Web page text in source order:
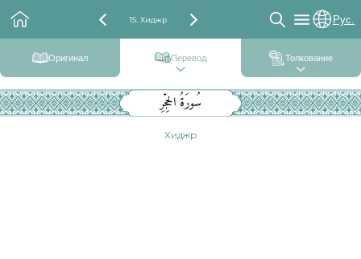
15. Хиджр Рус.
Оригинал Перевод Толкование
سُورَةُ الحِجْرِ
Хиджр